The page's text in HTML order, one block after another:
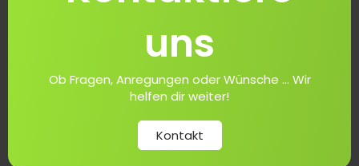
uns
Ob Fragen, Anregungen oder Wünsche ... Wir
helfen dir weiter!
Kontakt